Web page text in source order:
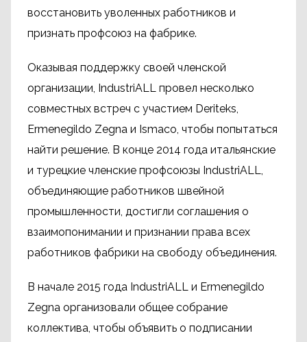
восстановить уволенных работников и
признать профсоюз на фабрике.
Оказывая поддержку своей членской
организации, IndustriALL провел несколько
совместных встреч с участием Deriteks,
Ermenegildo Zegna и Ismaco, чтобы попытаться
найти решение. В конце 2014 года итальянские
и турецкие членские профсоюзы IndustriALL,
объединяющие работников швейной
промышленности, достигли соглашения о
взаимопонимании и признании права всех
работников фабрики на свободу объединения.
В начале 2015 года IndustriALL и Ermenegildo
Zegna организовали общее собрание
коллектива, чтобы объявить о подписании